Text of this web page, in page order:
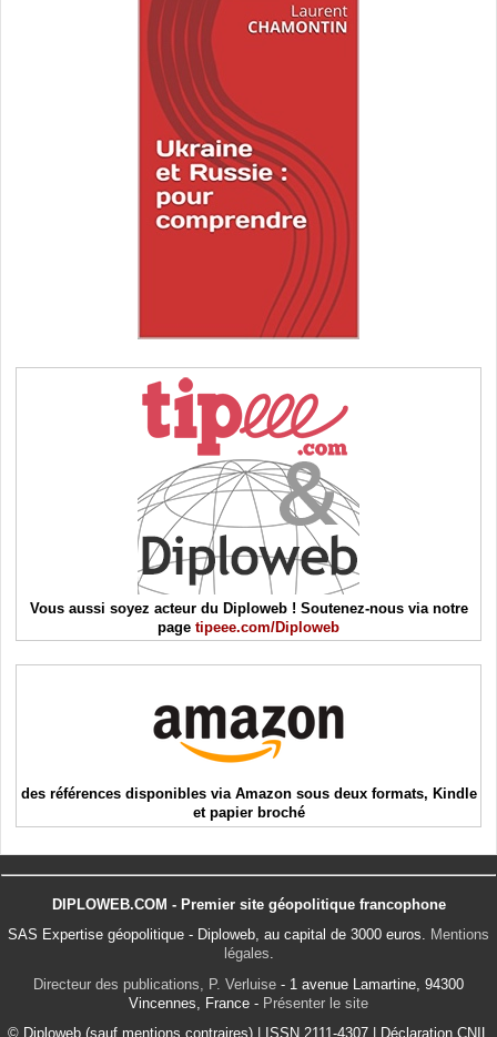
Vous aussi soyez acteur du Diploweb ! Soutenez-nous via notre
page tipeee.com/Diploweb
des références disponibles via Amazon sous deux formats, Kindle
et papier broché
DIPLOWEB.COM - Premier site géopolitique francophone
SAS Expertise géopolitique - Diploweb, au capital de 3000 euros. Mentions
légales.
Directeur des publications, P. Verluise - 1 avenue Lamartine, 94300
Vincennes, France - Présenter le site
© Diploweb (sauf mentions contraires) | ISSN 2111-4307 | Déclaration CNIL